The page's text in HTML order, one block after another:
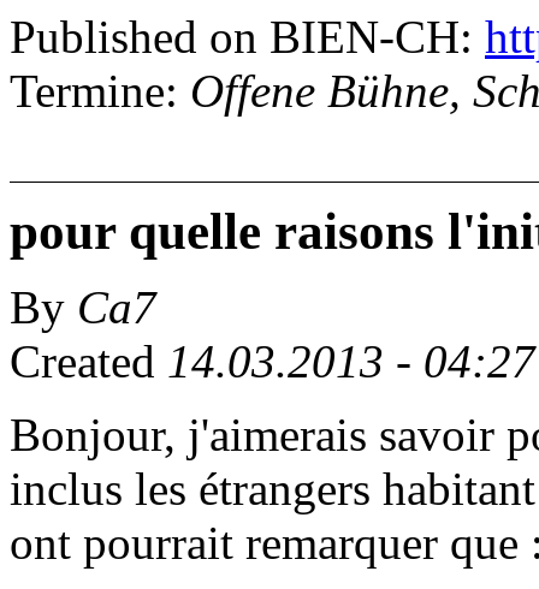
Published on BIEN-CH:
Termine: Offene Bühne,
pour quelle raisons
By Ca7
Created 14.03.2013 - 04:27
Bonjour, j'aimerais savoir
inclus les étrangers
ont pourrait remarquer que